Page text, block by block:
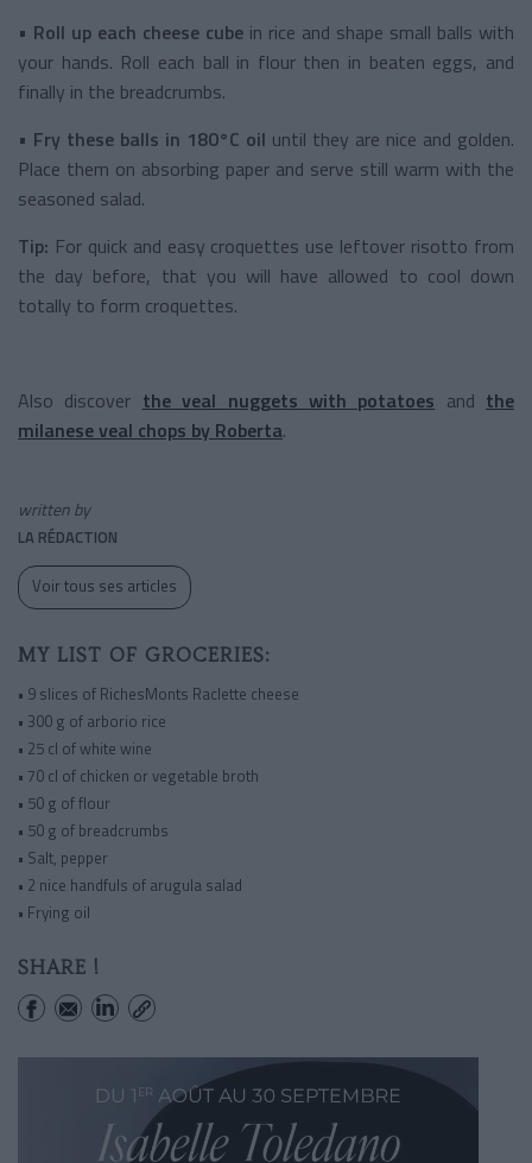
• Roll up each cheese cube in rice and shape small balls with
your hands. Roll each ball in flour then in beaten eggs, and
finally in the breadcrumbs.
• Fry these balls in 180°C oil until they are nice and golden.
Place them on absorbing paper and serve still warm with the
seasoned salad.
Tip: For quick and easy croquettes use leftover risotto from
the day before, that you will have allowed to cool down
totally to form croquettes.
Also discover the veal nuggets with potatoes and the
milanese veal chops by Roberta.
written by
LA RÉDACTION
Voir tous ses articles
MY LIST OF GROCERIES:
• 9 slices of RichesMonts Raclette cheese
• 300 g of arborio rice
• 25 cl of white wine
• 70 cl of chicken or vegetable broth
• 50 g of flour
• 50 g of breadcrumbs
• Salt, pepper
• 2 nice handfuls of arugula salad
• Frying oil
SHARE !